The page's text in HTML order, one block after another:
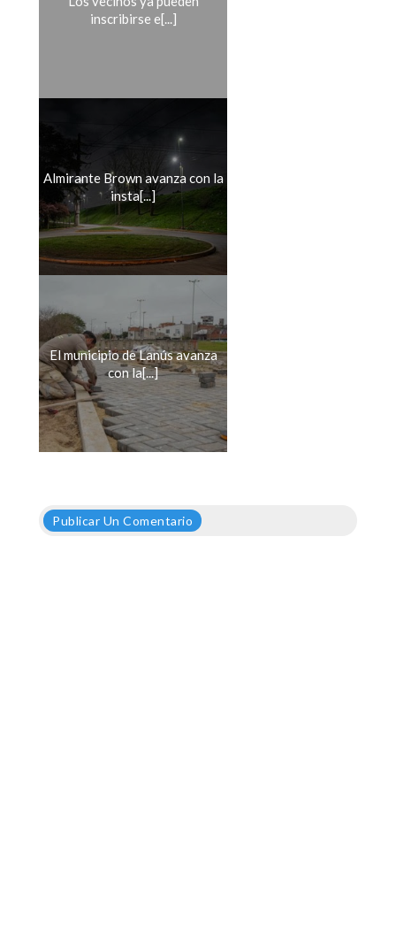
inscribirse e[...]
Almirante Brown avanza con la
insta[...]
El municipio de Lanús avanza
con la[...]
Publicar Un Comentario